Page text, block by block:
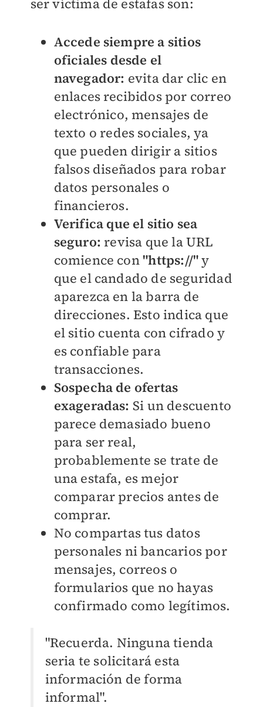
ser víctima de estafas son:
Accede siempre a sitios
oficiales desde el
navegador: evita dar clic en
enlaces recibidos por correo
electrónico, mensajes de
texto o redes sociales, ya
que pueden dirigir a sitios
falsos diseñados para robar
datos personales o
financieros.
Verifica que el sitio sea
seguro:revisa que la URL
comience con"https://"y
que el candado de seguridad
aparezca en la barra de
direcciones. Esto indica que
el sitio cuenta con cifrado y
es confiable para
transacciones.
Sospecha de ofertas
exageradas: Si un descuento
parece demasiado bueno
para ser real,
probablemente se trate de
una estafa, es mejor
comparar precios antes de
comprar.
No compartas tus datos
personales ni bancarios por
mensajes, correos o
formularios que no hayas
confirmado como legítimos.
"Recuerda. Ninguna tienda
seria te solicitará esta
información de forma
informal".